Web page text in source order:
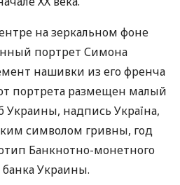
на зеркальном фоне
портрет Симона
нашивки из его френча
портрета размещен малый
Украины, надпись Україна,
символом гривны, год
Банкнотно-монетного
Украины.